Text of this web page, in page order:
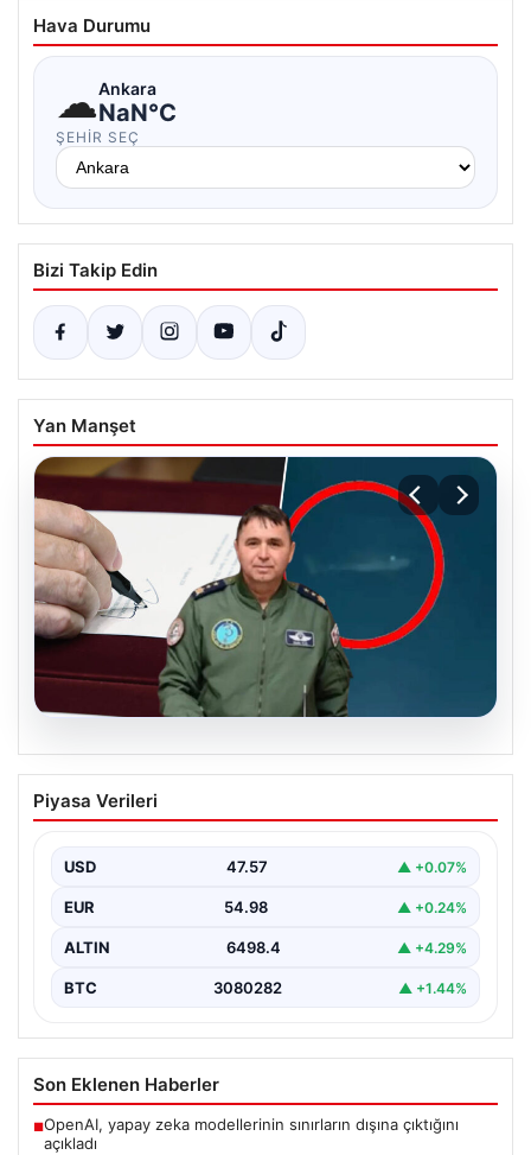
Hava Durumu
☁Ankara
NaN°C
ŞEHIR SEÇ
Bizi Takip Edin
Yan Manşet
04.08.2026
Fenerbahçe maçında uçuş talimatı
veren Tümgeneral Mete Kuş emekliliğe
Konya'da oynanan Konyaspor-Fenerbahçe karşılaşması
helikopterin uçuşunu…
Piyasa Verileri
USD 47.57 ▲ +0.07%
EUR 54.98 ▲ +0.24%
ALTIN 6498.4 ▲ +4.29%
BTC 3080282 ▲ +1.44%
Son Eklenen Haberler
■OpenAI, yapay zeka modellerinin sınırların dışına çıktığını
açıkladı